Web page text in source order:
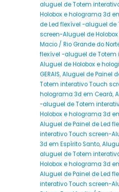
aluguel de Totem
Holobox e holograma 3d
de Led flexível -aluguel
screen-Aluguel de
Macio / Rio Grande do
flexível -aluguel de
Aluguel de Holobox e
GERAIS,Aluguel de Painel
Totem interativo Touch
holograma 3d em Ceará,
-aluguel de Totem
Holobox e holograma 3d
Aluguel de Painel de Led
interativo Touch screen-
3d em Espírito Santo,
aluguel de Totem
Holobox e holograma 3d
Aluguel de Painel de Led
interativo Touch screen-